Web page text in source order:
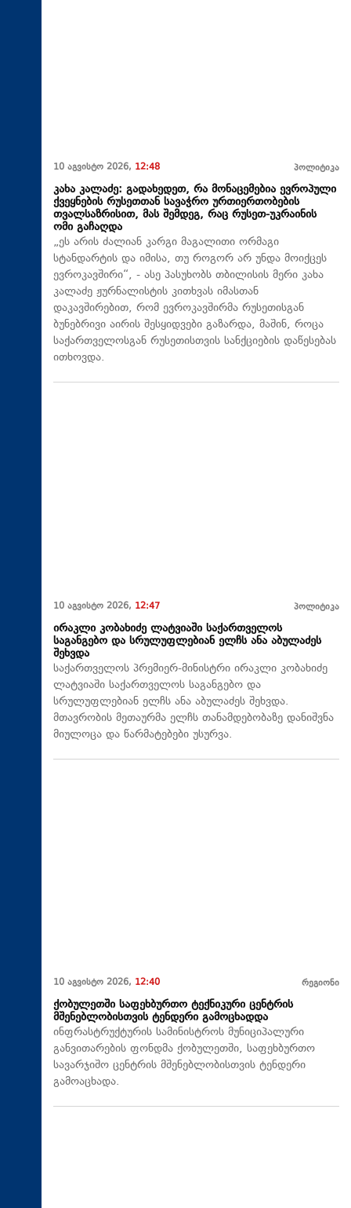
10 აგვისტო 2026, 12:48 პოლიტიკა
კახა კალაძე: გადახედეთ, რა მონაცემებია ევროპული
ქვეყნების რუსეთთან სავაჭრო ურთიერთობების
თვალსაზრისით, მას შემდეგ, რაც რუსეთ-უკრაინის
ომი გაჩაღდა
„ეს არის ძალიან კარგი მაგალითი ორმაგი
სტანდარტის და იმისა, თუ როგორ არ უნდა მოიქცეს
ევროკავშირი“, - ასე პასუხობს თბილისის მერი კახა
კალაძე ჟურნალისტის კითხვას იმასთან
დაკავშირებით, რომ ევროკავშირმა რუსეთისგან
ბუნებრივი აირის შესყიდვები გაზარდა, მაშინ, როცა
საქართველოსგან რუსეთისთვის სანქციების დაწესებას
ითხოვდა.
10 აგვისტო 2026, 12:47 პოლიტიკა
ირაკლი კობახიძე ლატვიაში საქართველოს
საგანგებო და სრულუფლებიან ელჩს ანა აბულაძეს
შეხვდა
საქართველოს პრემიერ-მინისტრი ირაკლი კობახიძე
ლატვიაში საქართველოს საგანგებო და
სრულუფლებიან ელჩს ანა აბულაძეს შეხვდა.
მთავრობის მეთაურმა ელჩს თანამდებობაზე დანიშვნა
მიულოცა და წარმატებები უსურვა.
10 აგვისტო 2026, 12:40 რეგიონი
ქობულეთში საფეხბურთო ტექნიკური ცენტრის
მშენებლობისთვის ტენდერი გამოცხადდა
ინფრასტრუქტურის სამინისტროს მუნიციპალური
განვითარების ფონდმა ქობულეთში, საფეხბურთო
სავარჯიშო ცენტრის მშენებლობისთვის ტენდერი
გამოაცხადა.